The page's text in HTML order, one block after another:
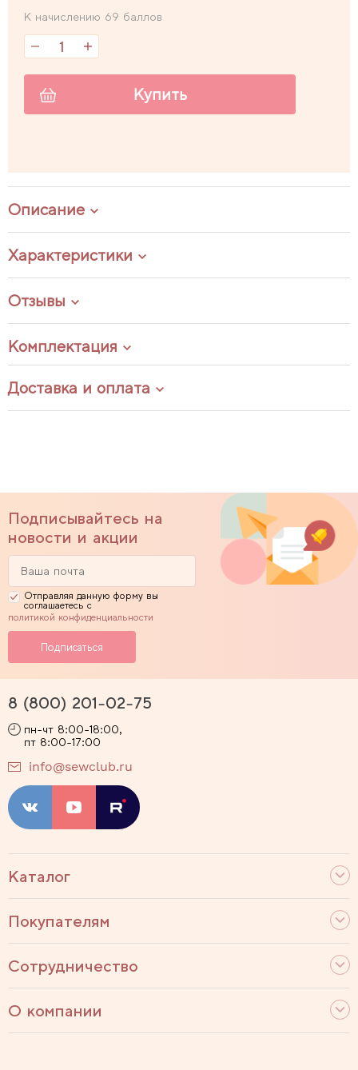
К начислению 69 баллов
Купить
Описание
Характеристики
Отзывы
Комплектация
Доставка и оплата
Подписывайтесь на
новости и акции
Отправляя данную форму вы
соглашаетесь с
политикой конфиденциальности
Каталог
Покупателям
Сотрудничество
О компании
8 (800) 201-02-75
пн-чт 8:00-18:00,
пт 8:00-17:00
info@sewclub.ru